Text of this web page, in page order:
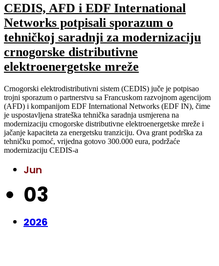
CEDIS, AFD i EDF International
Networks potpisali sporazum o
tehničkoj saradnji za modernizaciju
crnogorske distributivne
elektroenergetske mreže
Crnogorski elektrodistributivni sistem (CEDIS) juče je potpisao
trojni sporazum o partnerstvu sa Francuskom razvojnom agencijom
(AFD) i kompanijom EDF International Networks (EDF IN), čime
je uspostavljena strateška tehnička saradnja usmjerena na
modernizaciju crnogorske distributivne elektroenergetske mreže i
jačanje kapaciteta za energetsku tranziciju. Ova grant podrška za
tehničku pomoć, vrijedna gotovo 300.000 eura, podržaće
modernizaciju CEDIS-a
Jun
03
2026